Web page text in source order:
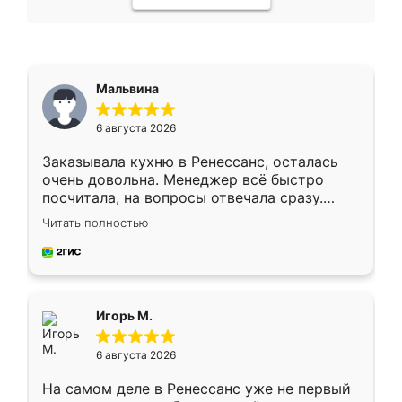
Мальвина
6 августа 2026
Заказывала кухню в Ренессанс, осталась
очень довольна. Менеджер всё быстро
посчитала, на вопросы отвечала сразу.
Замерщик приехал в субботу, подошёл к
делу со всей ответственностью. Собрали
за день, ребята работали аккуратно, даже
Читать полностью
Игорь М.
6 августа 2026
На самом деле в Ренессанс уже не первый